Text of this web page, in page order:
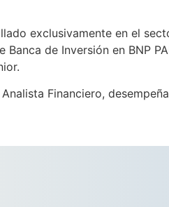
exclusivamente en el
de Inversión en BNP
Financiero,